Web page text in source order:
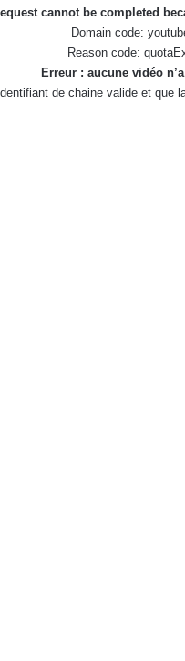
cannot be completed
Domain code:
Reason code:
Erreur : aucune vidéo
de chaine valide et